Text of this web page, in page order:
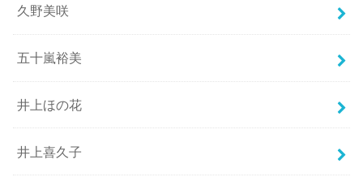
久野美咲
五十嵐裕美
井上ほの花
井上喜久子